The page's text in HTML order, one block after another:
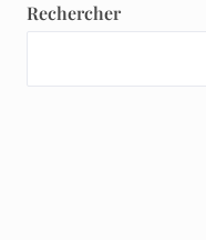
Rechercher